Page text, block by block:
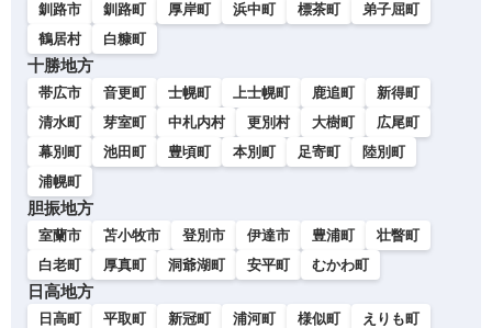
釧路市 釧路町 厚岸町 浜中町 標茶町
弟子屈町
鶴居村
白糠町
十勝地方
帯広市 音更町 士幌町 上士幌町 鹿追町
新得町
清水町
芽室町 中札内村 更別村 大樹町
広尾町
幕別町
池田町 豊頃町 本別町 足寄町
陸別町
浦幌町
胆振地方
室蘭市 苫小牧市 登別市 伊達市 豊浦町
壮瞥町
白老町
厚真町 洞爺湖町 安平町 むかわ町
日高地方
日高町 平取町 新冠町 浦河町 様似町
えりも町